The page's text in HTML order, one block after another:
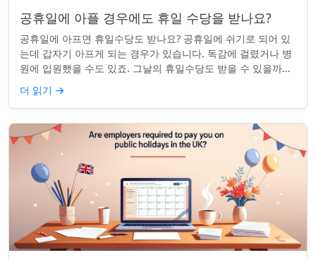
공휴일에 아플 경우에도 휴일 수당을 받나요?
공휴일에 아프면 휴일수당도 받나요? 공휴일에 쉬기로 되어 있
는데 갑자기 아프게 되는 경우가 있습니다. 독감에 걸렸거나 병
원에 입원했을 수도 있죠. 그날의 휴일수당도 받을 수 있을까요?
이는 흔한 질문이며, 답변은 주...
더 읽기 →